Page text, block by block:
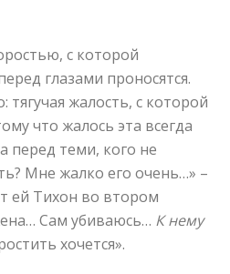
с которой
глазами проносятся.
жалость, с которой
что жалось эта всегда
перед теми, кого не
Мне жалко его очень…» –
ей Тихон во втором
Сам убиваюсь… К нему
хочется».